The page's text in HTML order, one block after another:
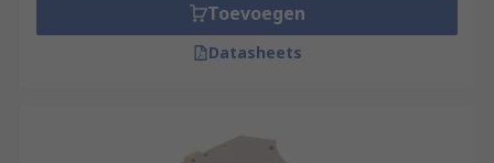
Toevoegen
Datasheets